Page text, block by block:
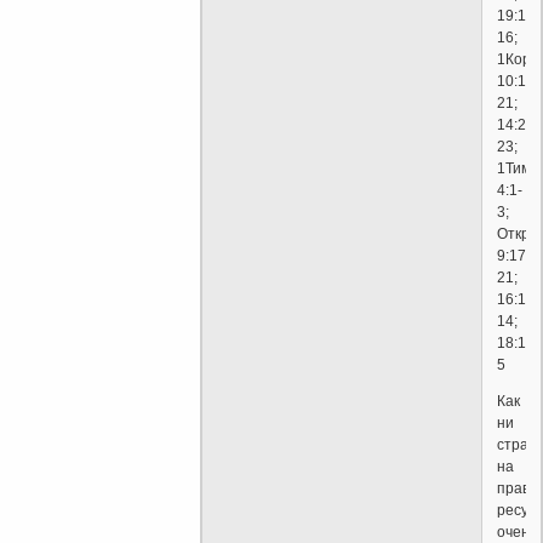
19:11-
16;
1Кор.:
10:14-
21;
14:20-
23;
1Тим.:
4:1-
3;
Откр.:
9:17-
21;
16:13-
14;
18:1-
5
Как
ни
на
очень